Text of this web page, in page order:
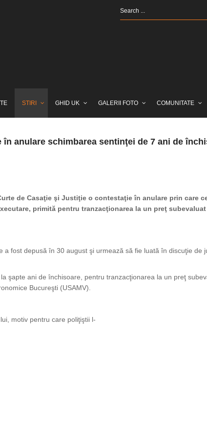
STIRI GHID UK GALERII FOTO COMUNITATE
anulare schimbarea sentinţei de 7 ani de
de Casaţie şi Justiţie o contestaţie în anulare prin care
primită pentru tranzacţionarea la un preţ
fost depusă în 30 august şi urmează să fie luată în discuţie de
şapte ani de închisoare, pentru tranzacţionarea la un preţ
Bucureşti (USAMV).
motiv pentru care poliţiştii l-